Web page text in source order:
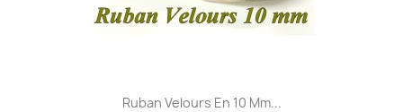
Ruban Velours En 10 Mm...